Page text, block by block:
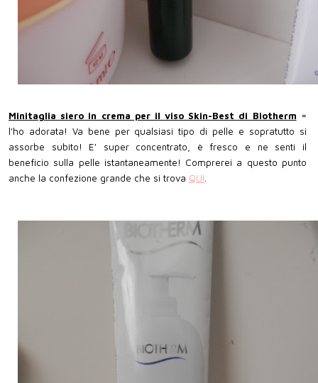
Minitaglia siero in crema per il viso Skin-Best di Biotherm =
l'ho adorata! Va bene per qualsiasi tipo di pelle e sopratutto si
assorbe subito! E' super concentrato, è fresco e ne senti il
beneficio sulla pelle istantaneamente! Comprerei a questo punto
anche la confezione grande che si trova QUI